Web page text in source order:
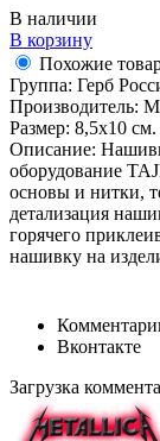
В наличии
В корзину
Похожие
Группа: Герб
Производитель:
Размер: 8,5x10 см.
Описание:
оборудование
основы и нитки,
детализация
горячего
нашивку на
Вконтакте
Загрузка